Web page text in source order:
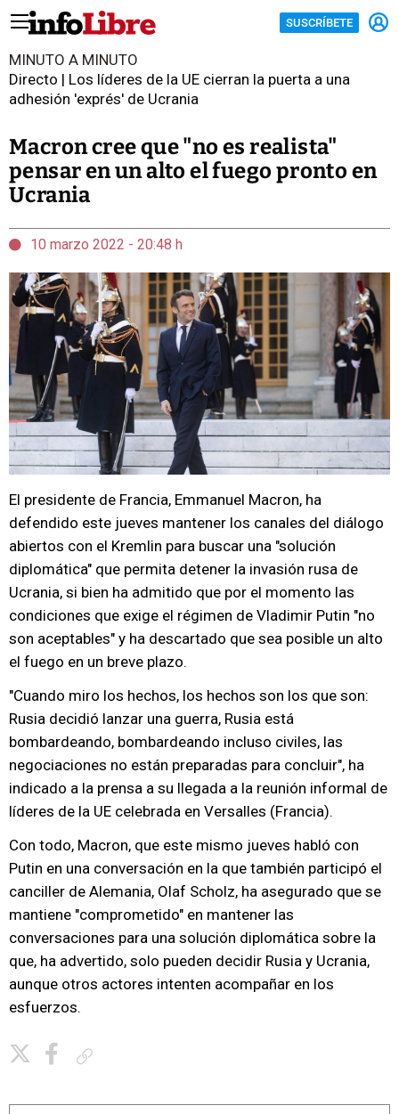
SUSCRÍBETE
MINUTO A MINUTO
Directo | Los líderes de la UE cierran la puerta a una
adhesión 'exprés' de Ucrania
Macron cree que "no es realista"
pensar en un alto el fuego pronto en
Ucrania
10 marzo 2022 - 20:48 h
El presidente de Francia, Emmanuel Macron, ha
defendido este jueves mantener los canales del diálogo
abiertos con el Kremlin para buscar una "solución
diplomática" que permita detener la invasión rusa de
Ucrania, si bien ha admitido que por el momento las
condiciones que exige el régimen de Vladimir Putin "no
son aceptables" y ha descartado que sea posible un alto
el fuego en un breve plazo.
"Cuando miro los hechos, los hechos son los que son:
Rusia decidió lanzar una guerra, Rusia está
bombardeando, bombardeando incluso civiles, las
negociaciones no están preparadas para concluir", ha
indicado a la prensa a su llegada a la reunión informal de
líderes de la UE celebrada en Versalles (Francia).
Con todo, Macron, que este mismo jueves habló con
Putin en una conversación en la que también participó el
canciller de Alemania, Olaf Scholz, ha asegurado que se
mantiene "comprometido" en mantener las
conversaciones para una solución diplomática sobre la
que, ha advertido, solo pueden decidir Rusia y Ucrania,
aunque otros actores intenten acompañar en los
esfuerzos.